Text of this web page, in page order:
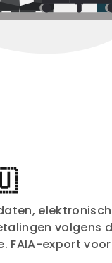
volgens
FAIA-export voor